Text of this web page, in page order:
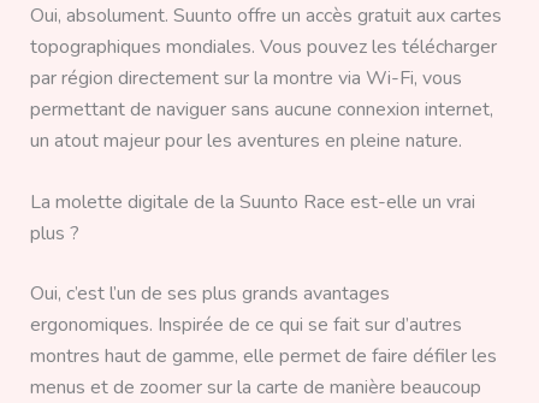
Oui, absolument. Suunto offre un accès gratuit aux cartes
topographiques mondiales. Vous pouvez les télécharger
par région directement sur la montre via Wi-Fi, vous
permettant de naviguer sans aucune connexion internet,
un atout majeur pour les aventures en pleine nature.
La molette digitale de la Suunto Race est-elle un vrai
plus ?
Oui, c’est l’un de ses plus grands avantages
ergonomiques. Inspirée de ce qui se fait sur d’autres
montres haut de gamme, elle permet de faire défiler les
menus et de zoomer sur la carte de manière beaucoup